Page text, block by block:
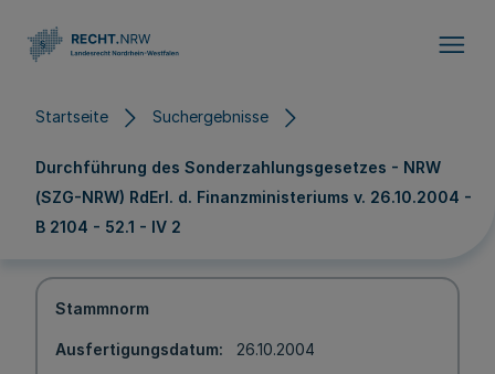
Startseite Suchergebnisse
Durchführung des Sonderzahlungsgesetzes - NRW
(SZG-NRW) RdErl. d. Finanzministeriums v. 26.10.2004 -
B 2104 - 52.1 - IV 2
Stammnorm
Ausfertigungsdatum 26.10.2004